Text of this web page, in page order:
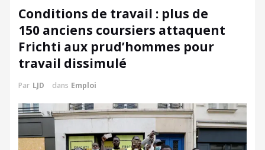
Conditions de travail : plus de
150 anciens coursiers attaquent
Frichti aux prud’hommes pour
travail dissimulé
Par LJD dans Emploi